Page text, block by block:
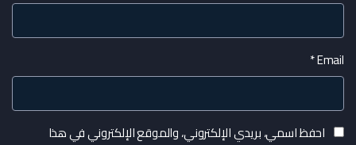
Email
*
احفظ اسمي، بريدي الإلكتروني، والموقع الإلكتروني في هذا